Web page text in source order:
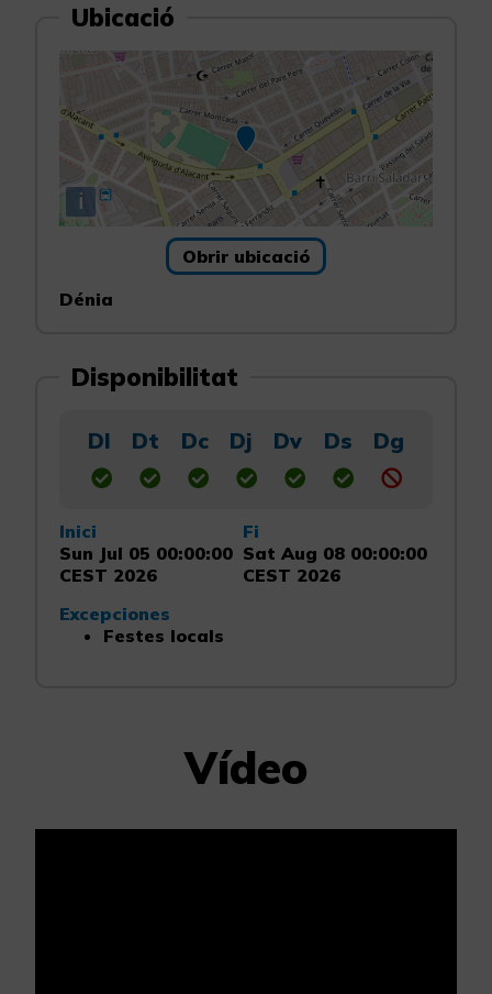
Ubicació
i
Obrir ubicació
Dénia
Disponibilitat
Dl Dt Dc Dj Dv Ds Dg
Inici
Sun Jul 05 00:00:00
CEST 2026
Fi
Sat Aug 08 00:00:00
CEST 2026
Excepciones
Festes locals
Vídeo